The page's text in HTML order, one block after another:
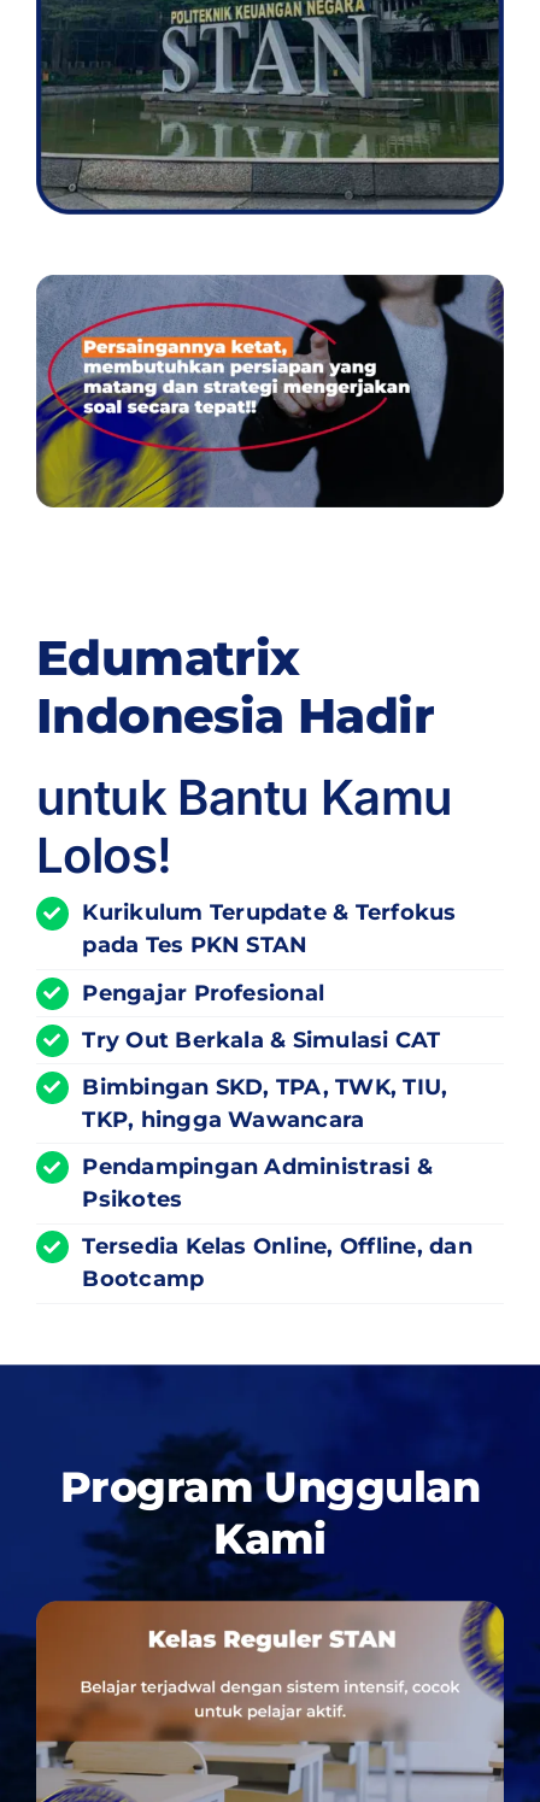
Edumatrix
Indonesia Hadir
untuk Bantu Kamu
Lolos!
Kurikulum Terupdate& Terfokus
pada Tes PKN STAN
Pengajar Profesional
Try Out Berkala & Simulasi CAT
Bimbingan SKD, TPA, TWK, TIU,
TKP, hingga Wawancara
Pendampingan Administrasi &
Psikotes
Tersedia Kelas Online, Offline, dan
Bootcamp
Program Unggulan
Kami